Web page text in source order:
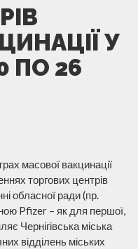
У
ПО 26
масової вакцинації
торгових центрів
обласної ради (пр.
Pfizer – як для першої,
Чернігівська міська
відділень міських